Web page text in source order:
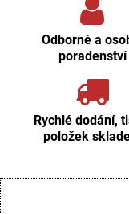
Odborné a
poradenství
Rychlé dodání,
položek